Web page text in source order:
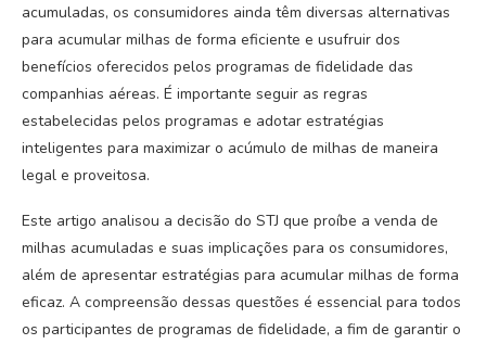
acumuladas, os consumidores ainda têm diversas alternativas
para acumular milhas de forma eficiente e usufruir dos
benefícios oferecidos pelos programas de fidelidade das
companhias aéreas. É importante seguir as regras
estabelecidas pelos programas e adotar estratégias
inteligentes para maximizar o acúmulo de milhas de maneira
legal e proveitosa.
Este artigo analisou a decisão do STJ que proíbe a venda de
milhas acumuladas e suas implicações para os consumidores,
além de apresentar estratégias para acumular milhas de forma
eficaz. A compreensão dessas questões é essencial para todos
os participantes de programas de fidelidade, a fim de garantir o